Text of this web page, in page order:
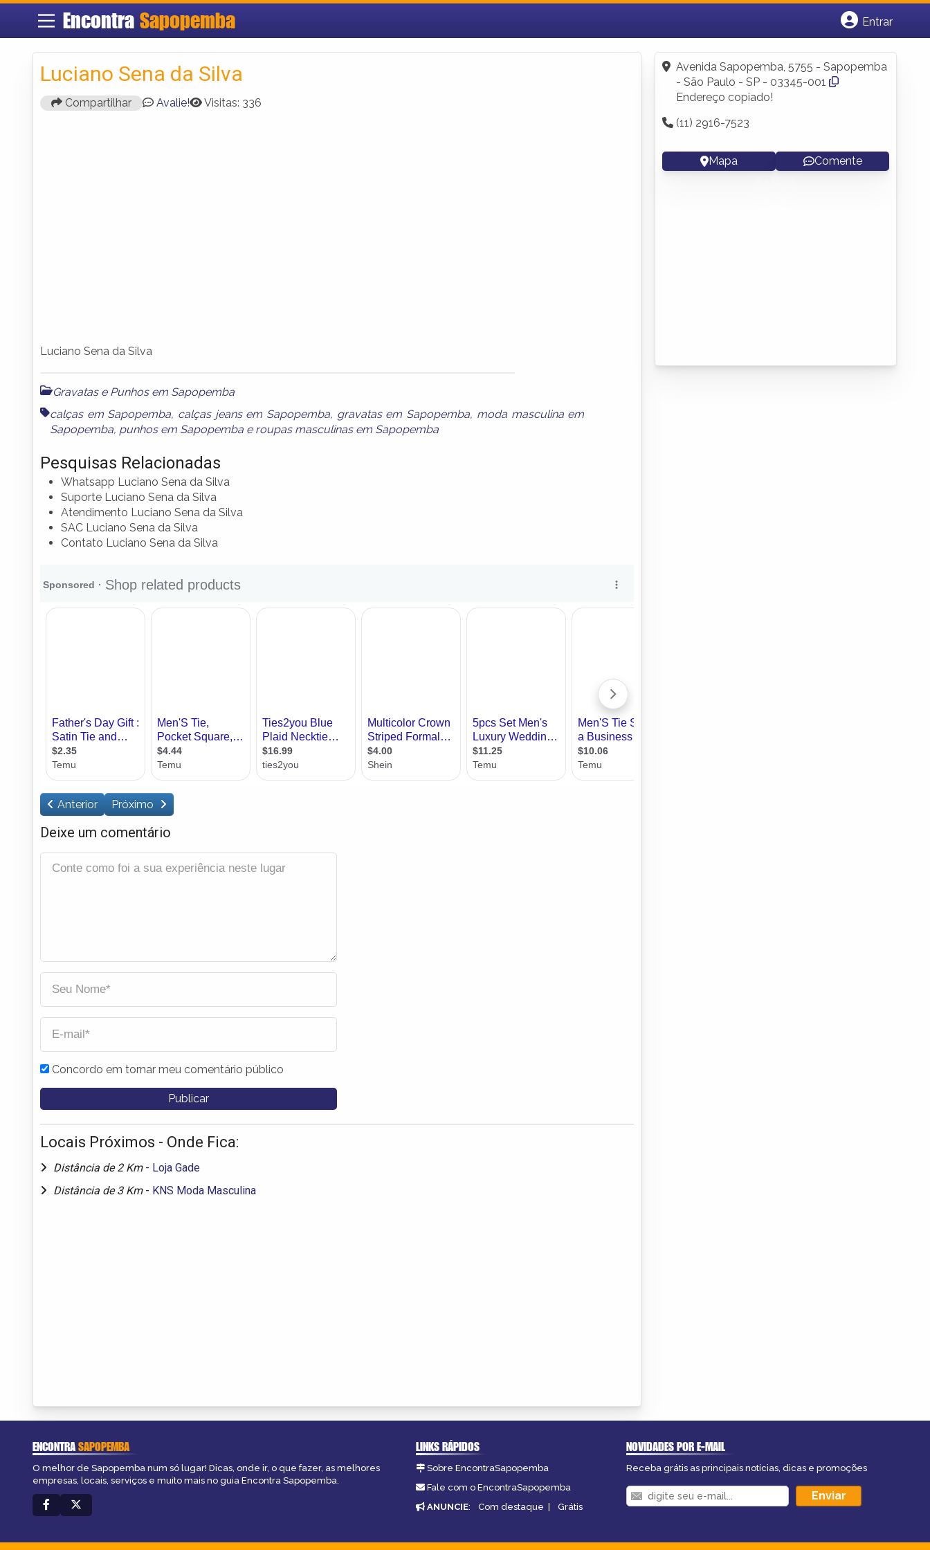
Encontra Sapopemba
Entrar
Fazer login
Criar conta
Luciano Sena da Silva
Compartilhar Avalie! Visitas: 336
Luciano Sena da Silva
Gravatas e Punhos em Sapopemba
calças em Sapopemba, calças jeans em Sapopemba, gravatas em Sapopemba, moda masculina em
Sapopemba, punhos em Sapopemba e roupas masculinas em Sapopemba
Pesquisas Relacionadas
Whatsapp Luciano Sena da Silva
Suporte Luciano Sena da Silva
Atendimento Luciano Sena da Silva
SAC Luciano Sena da Silva
Contato Luciano Sena da Silva
Anterior Próximo
Deixe um comentário
Concordo em tornar meu comentário público
Locais Próximos - Onde Fica:
Distância de 2 Km - Loja Gade
Distância de 3 Km - KNS Moda Masculina
Avenida Sapopemba, 5755 - Sapopemba
- São Paulo - SP - 03345-001
Endereço copiado!
(11) 2916-7523
Mapa Comente
ENCONTRASAPOPEMBA
O melhor de Sapopemba num só lugar! Dicas, onde ir, o que fazer, as melhores
empresas, locais, serviços e muito mais no guia Encontra Sapopemba.
LINKS RÁPIDOS
Sobre EncontraSapopemba
Fale com o EncontraSapopemba
ANUNCIE: Com destaque | Grátis
NOVIDADES POR E-MAIL
Receba grátis as principais notícias, dicas e promoções